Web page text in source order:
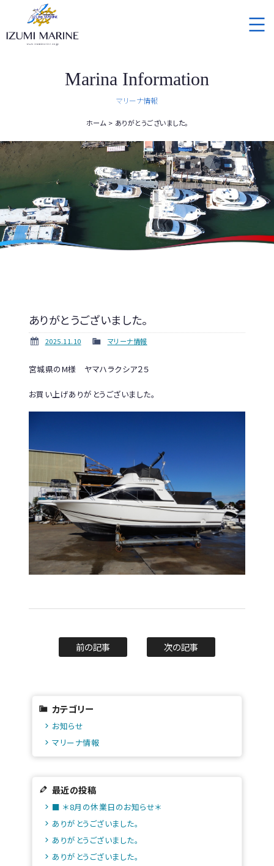
Marina Information
マリーナ情報
ホーム ありがとうございました。
ありがとうございました。
2025.11.10 マリーナ情報
宮城県のM様 ヤマハラクシア２５
お買い上げありがとうございました。
前の記事 次の記事
カテゴリー
お知らせ
マリーナ情報
最近の投稿
■ ＊8月の休業日のお知らせ＊
ありがとうございました。
ありがとうございました。
ありがとうございました。